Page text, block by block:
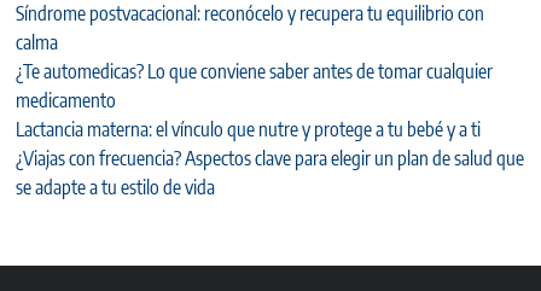
Síndrome postvacacional: reconócelo y recupera tu equilibrio con
calma
¿Te automedicas? Lo que conviene saber antes de tomar cualquier
medicamento
Lactancia materna: el vínculo que nutre y protege a tu bebé y a ti
¿Viajas con frecuencia? Aspectos clave para elegir un plan de salud que
se adapte a tu estilo de vida